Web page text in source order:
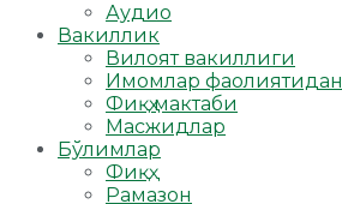
Аудио
Вакиллик
Вилоят вакиллиги
Имомлар фаолиятидан
Фиқҳ мактаби
Масжидлар
Бўлимлар
Фиқҳ
Рамазон